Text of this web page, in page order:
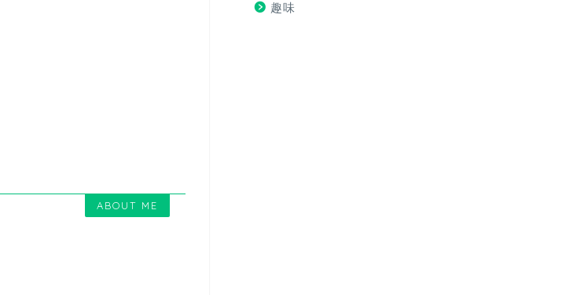
ABOUT ME
趣味